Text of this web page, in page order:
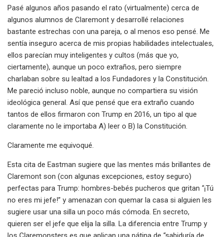
Pasé algunos años pasando el rato (virtualmente) cerca de
algunos alumnos de Claremont y desarrollé relaciones
bastante estrechas con una pareja, o al menos eso pensé. Me
sentía inseguro acerca de mis propias habilidades intelectuales,
ellos parecían muy inteligentes y cultos (más que yo,
ciertamente), aunque un poco extraños, pero siempre
charlaban sobre su lealtad a los Fundadores y la Constitución.
Me pareció incluso noble, aunque no compartiera su visión
ideológica general. Así que pensé que era extraño cuando
tantos de ellos firmaron con Trump en 2016, un tipo al que
claramente no le importaba A) leer o B) la Constitución.
Claramente me equivoqué.
Esta cita de Eastman sugiere que las mentes más brillantes de
Claremont son (con algunas excepciones, estoy seguro)
perfectas para Trump: hombres-bebés pucheros que gritan “¡Tú
no eres mi jefe!” y amenazan con quemar la casa si alguien les
sugiere usar una silla un poco más cómoda. En secreto,
quieren ser el jefe que elija la silla. La diferencia entre Trump y